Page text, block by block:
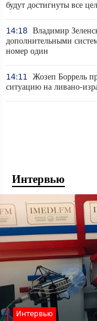
будут достигнуты все
14:18 Владимир
дополнительными
номер один
14:11 Жозеп Боррель
ситуацию на ливано-
Интервью
Интервью